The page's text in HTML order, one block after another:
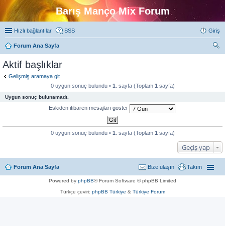
Barış Manço Mix Forum
Hızlı bağlantılar SSS Giriş
Forum Ana Sayfa
Aktif başlıklar
Gelişmiş aramaya git
0 uygun sonuç bulundu • 1 . sayfa (Toplam 1 sayfa)
Uygun sonuç bulunamadı.
Eskiden itibaren mesajları göster
0 uygun sonuç bulundu • 1 . sayfa (Toplam 1 sayfa)
Geçiş yap
Forum Ana Sayfa Takım
Bize ulaşın
Powered by phpBB® Forum Software © phpBB Limited
Türkçe çeviri: phpBB Türkiye & Türkiye Forum